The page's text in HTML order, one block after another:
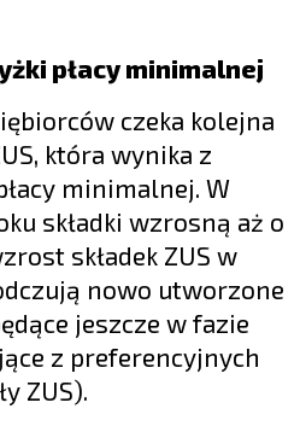
płacy minimalnej
czeka kolejna
która wynika z
minimalnej. W
składki wzrosną aż o
składek ZUS w
nowo utworzone
jeszcze w fazie
z preferencyjnych
ZUS).